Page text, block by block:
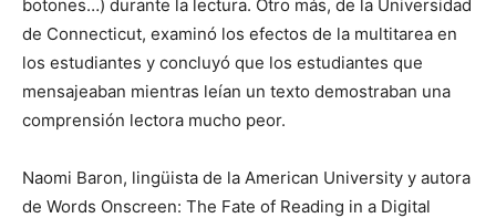
botones…) durante la lectura. Otro más, de la Universidad
de Connecticut, examinó los efectos de la multitarea en
los estudiantes y concluyó que los estudiantes que
mensajeaban mientras leían un texto demostraban una
comprensión lectora mucho peor.
Naomi Baron, lingüista de la American University y autora
de Words Onscreen: The Fate of Reading in a Digital